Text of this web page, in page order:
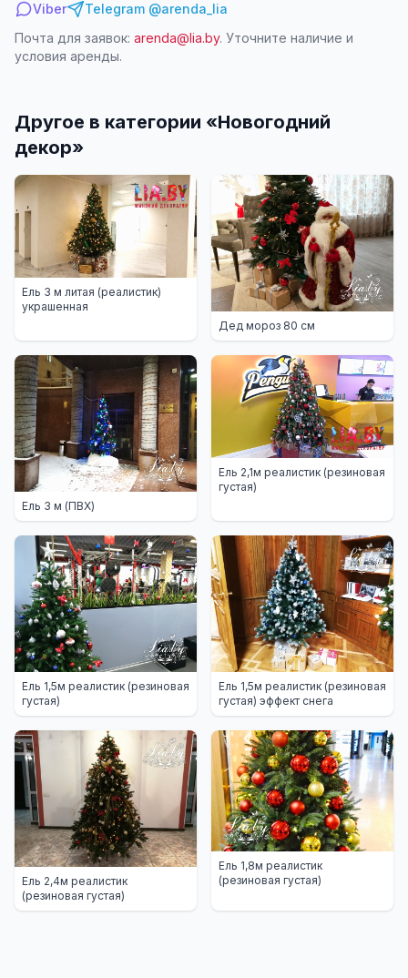
Viber
Telegram @arenda_lia
Почта для заявок: arenda@lia.by. Уточните наличие и
условия аренды.
Другое в категории «Новогодний
декор»
Ель 3 м литая (реалистик)
украшенная
Дед мороз 80 см
Ель 3 м (ПВХ)
Ель 2,1м реалистик (резиновая
густая)
Ель 1,5м реалистик (резиновая
густая)
Ель 1,5м реалистик (резиновая
густая) эффект снега
Ель 2,4м реалистик
(резиновая густая)
Ель 1,8м реалистик
(резиновая густая)